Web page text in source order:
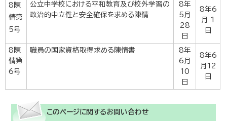
8陳
情第
5号
公立中学校における平和教育及び校外学習の
政治的中立性と安全確保を求める陳情
8年
5月
28
日
8年6
月 1
日
8陳
情第
6号
職員の国家資格取得求める陳情書
8年
6月
10
日
8年6
月12
日
このページに関するお問い合わせ